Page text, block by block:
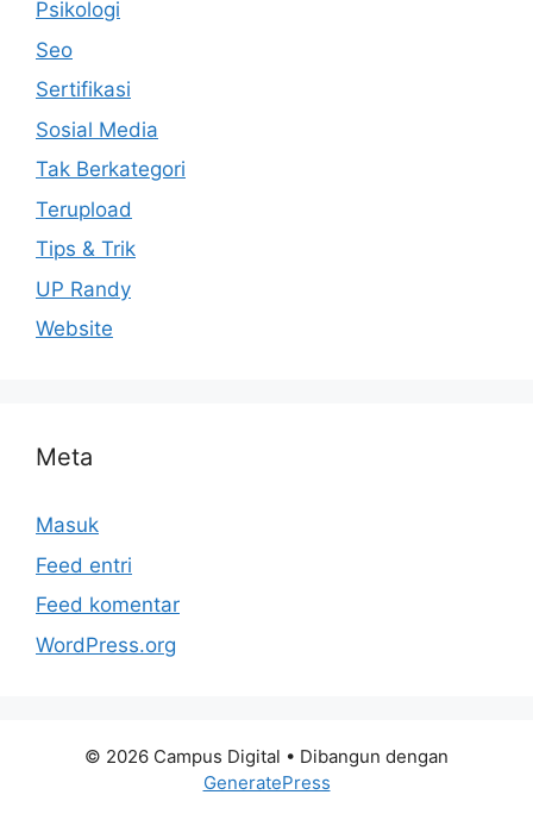
Psikologi
Seo
Sertifikasi
Sosial Media
Tak Berkategori
Terupload
Tips & Trik
UP Randy
Website
Meta
Masuk
Feed entri
Feed komentar
WordPress.org
© 2026 Campus Digital • Dibangun dengan
GeneratePress